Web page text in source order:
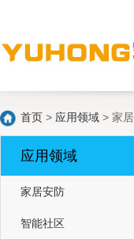
首页 > 应用领域 > 家
应用领域
家居安防
智能社区